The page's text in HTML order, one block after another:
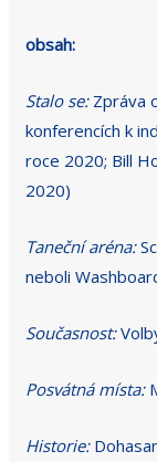
obsah:
Stalo se:Zpráva
konferencích k
roce 2020; Bill
2020)
Taneční aréna:
neboli
Současnost:
Posvátná místa:
Historie: